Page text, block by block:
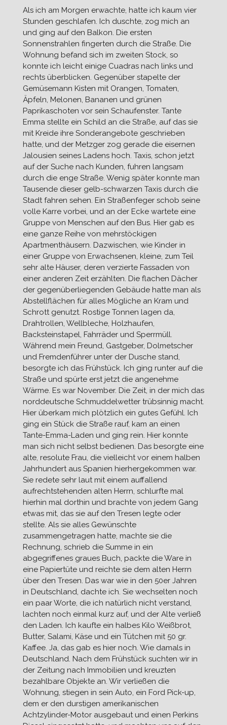
Als ich am Morgen erwachte, hatte ich kaum vier
Stunden geschlafen. Ich duschte, zog mich an
und ging auf den Balkon. Die ersten
Sonnenstrahlen fingerten durch die Straße. Die
Wohnung befand sich im zweiten Stock, so
konnte ich leicht einige Cuadras nach links und
rechts überblicken. Gegenüber stapelte der
Gemüsemann Kisten mit Orangen, Tomaten,
Äpfeln, Melonen, Bananen und grünen
Paprikaschoten vor sein Schaufenster. Tante
Emma stellte ein Schild an die Straße, auf das sie
mit Kreide ihre Sonderangebote geschrieben
hatte, und der Metzger zog gerade die eisernen
Jalousien seines Ladens hoch. Taxis, schon jetzt
auf der Suche nach Kunden, fuhren langsam
durch die enge Straße. Wenig später konnte man
Tausende dieser gelb-schwarzen Taxis durch die
Stadt fahren sehen. Ein Straßenfeger schob seine
volle Karre vorbei, und an der Ecke wartete eine
Gruppe von Menschen auf den Bus. Hier gab es
eine ganze Reihe von mehrstöckigen
Apartmenthäusern. Dazwischen, wie Kinder in
einer Gruppe von Erwachsenen, kleine, zum Teil
sehr alte Häuser, deren verzierte Fassaden von
einer anderen Zeit erzählten. Die flachen Dächer
der gegenüberliegenden Gebäude hatte man als
Abstellflächen für alles Mögliche an Kram und
Schrott genutzt. Rostige Tonnen lagen da,
Drahtrollen, Wellbleche, Holzhaufen,
Backsteinstapel, Fahrräder und Sperrmüll.
Während mein Freund, Gastgeber, Dolmetscher
und Fremdenführer unter der Dusche stand,
besorgte ich das Frühstück. Ich ging runter auf die
Straße und spürte erst jetzt die angenehme
Wärme. Es war November. Die Zeit, in der mich das
norddeutsche Schmuddelwetter trübsinnig macht.
Hier überkam mich plötzlich ein gutes Gefühl. Ich
ging ein Stück die Straße rauf, kam an einen
Tante-Emma-Laden und ging rein. Hier konnte
man sich nicht selbst bedienen. Das besorgte eine
alte, resolute Frau, die vielleicht vor einem halben
Jahrhundert aus Spanien hierhergekommen war.
Sie redete sehr laut mit einem auffallend
aufrechtstehenden alten Herrn, schlurfte mal
hierhin mal dorthin und brachte von jedem Gang
etwas mit, das sie auf den Tresen legte oder
stellte. Als sie alles Gewünschte
zusammengetragen hatte, machte sie die
Rechnung, schrieb die Summe in ein
abgegriffenes graues Buch, packte die Ware in
eine Papiertüte und reichte sie dem alten Herrn
über den Tresen. Das war wie in den 50er Jahren
in Deutschland, dachte ich. Sie wechselten noch
ein paar Worte, die ich natürlich nicht verstand,
lachten noch einmal kurz auf, und der Alte verließ
den Laden. Ich kaufte ein halbes Kilo Weißbrot,
Butter, Salami, Käse und ein Tütchen mit 50 gr.
Kaffee. Ja, das gab es hier noch. Wie damals in
Deutschland. Nach dem Frühstück suchten wir in
der Zeitung nach Immobilien und kreuzten
bezahlbare Objekte an. Wir verließen die
Wohnung, stiegen in sein Auto, ein Ford Pick-up,
dem er den durstigen amerikanischen
Achtzylinder-Motor ausgebaut und einen Perkins